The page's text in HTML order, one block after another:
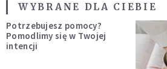
WYBRANE DLA CIEBIE
Potrzebujesz pomocy?
Pomodlimy się w Twojej
intencji